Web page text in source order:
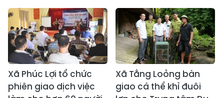
Xã Phúc Lợi tổ chức
phiên giao dịch việc
Xã Tằng Loỏng bàn
giao cá thể khỉ đuôi